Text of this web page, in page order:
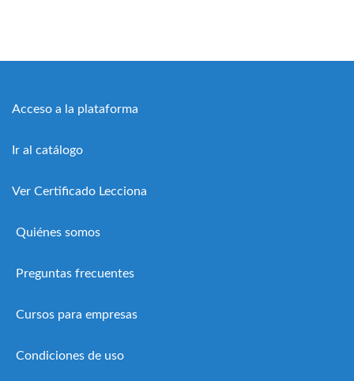
Acceso a la plataforma
Ir al catálogo
Ver Certificado Lecciona
Quiénes somos
Preguntas frecuentes
Cursos para empresas
Condiciones de uso